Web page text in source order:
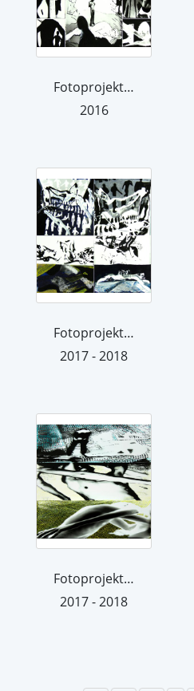
Fotoprojektion 11
2016
Fotoprojektion 14
2017 - 2018
Fotoprojektion 18
2017 - 2018